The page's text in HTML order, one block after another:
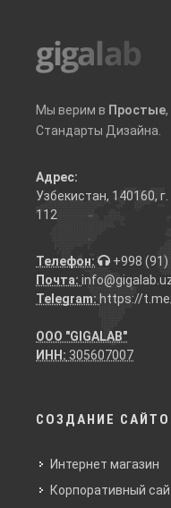
Мы верим в Простые,
Стандарты Дизайна.
Адрес:
Узбекистан, 140160,
112
Телефон:
+998
Почта:
Telegram: https://
ООО "GIGALAB"
ИНН: 305607007
СОЗДАНИЕ
Интернет магазин
Корпоративный